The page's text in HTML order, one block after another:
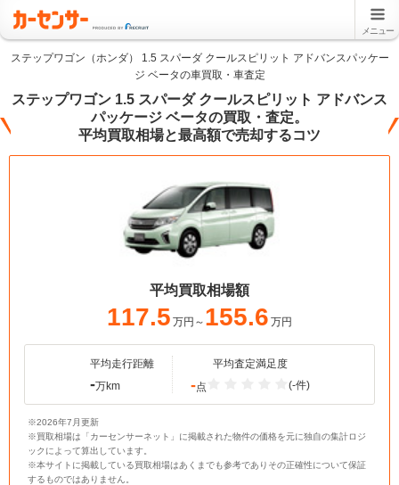
メニュー
ステップワゴン（ホンダ） 1.5 スパーダ クールスピリット アドバンスパッケー
ジ ベータの車買取・車査定
ステップワゴン 1.5 スパーダ クールスピリット アドバンス
パッケージ ベータの買取・査定。
平均買取相場と最高額で売却するコツ
平均買取相場額
117.5 万円～ 155.6 万円
平均走行距離
-万km
平均査定満足度
-点 (-件)
※2026年7月更新
※買取相場は「カーセンサーネット」に掲載された物件の価格を元に独自の集計ロジ
ックによって算出しています。
※本サイトに掲載している買取相場はあくまでも参考でありその正確性について保証
するものではありません。